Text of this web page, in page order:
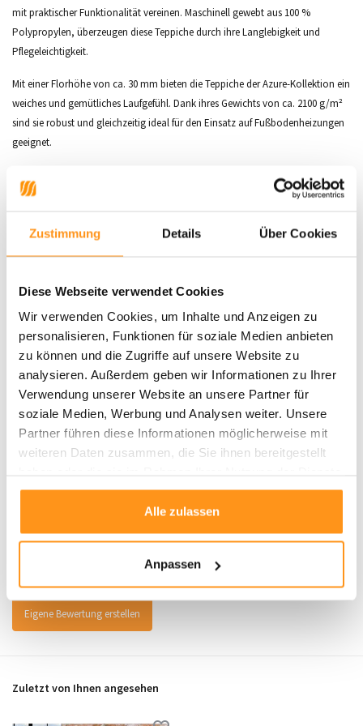
Zustimmung Details Über Cookies
Diese Webseite verwendet Cookies
Wir verwenden Cookies, um Inhalte und Anzeigen zu
personalisieren, Funktionen für soziale Medien anbieten
zu können und die Zugriffe auf unsere Website zu
analysieren. Außerdem geben wir Informationen zu Ihrer
Verwendung unserer Website an unsere Partner für
soziale Medien, Werbung und Analysen weiter. Unsere
Partner führen diese Informationen möglicherweise mit
weiteren Daten zusammen, die Sie ihnen bereitgestellt
gesammelt haben.
Alle zulassen
Anpassen
mit praktischer Funktionalität vereinen. Maschinell gewebt aus 100 %
Polypropylen, überzeugen diese Teppiche durch ihre Langlebigkeit und
Pflegeleichtigkeit.
Mit einer Florhöhe von ca. 30 mm bieten die Teppiche der Azure-Kollektion ein
weiches und gemütliches Laufgefühl. Dank ihres Gewichts von ca. 2100 g/m²
sind sie robust und gleichzeitig ideal für den Einsatz auf Fußbodenheizungen
geeignet.
Material:
100 % Polypropylen, strapazierfähig und pflegeleicht
Entdecken Sie die perfekte Kombination aus Stil und Funktionalität mit der
Azure-Kollektion.Jetzt bestellen und Wohnkomfort neu erleben!
Produktdaten
SKU 0616695114122
0/5 Durchschnitt aus 0 Bewertungen
Es wurden noch keine Bewertungen für dieses Produkt abgegeben..
Eigene Bewertung erstellen
Zuletzt von Ihnen angesehen